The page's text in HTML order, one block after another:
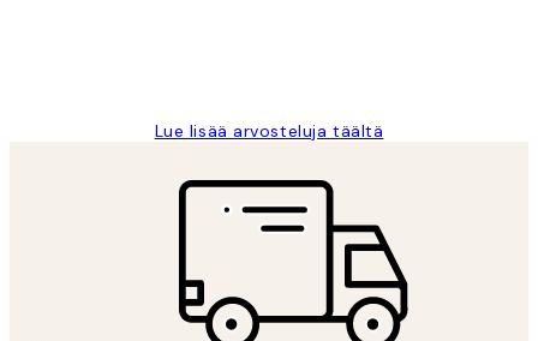
Lue lisää arvosteluja täältä